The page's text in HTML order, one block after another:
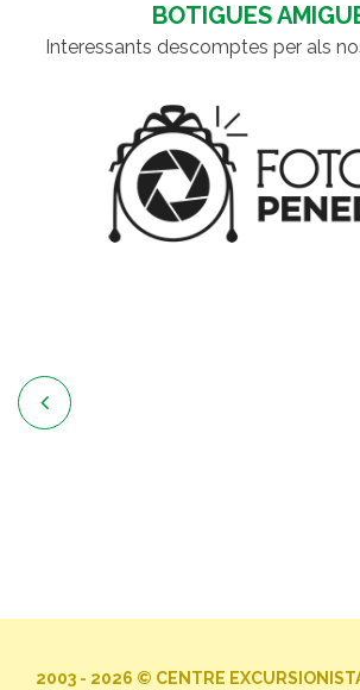
BOTIGUES
Interessants descomptes per als

2003 - 2026 © CENTRE